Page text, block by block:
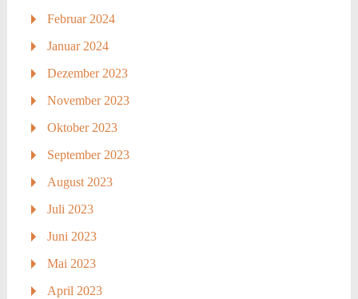
Februar 2024
Januar 2024
Dezember 2023
November 2023
Oktober 2023
September 2023
August 2023
Juli 2023
Juni 2023
Mai 2023
April 2023